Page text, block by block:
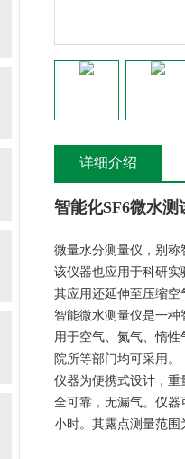
详细介绍
智能化SF6微水测
微量水分测量仪，别
该仪器也应用于科研
其应用还延伸至压缩
智能微水测量仪是一
用于空气、氮气、惰
院所等部门均可采用。
仪器为便携式设计，
全可靠，无漏气。仪器
小时。其露点测量范